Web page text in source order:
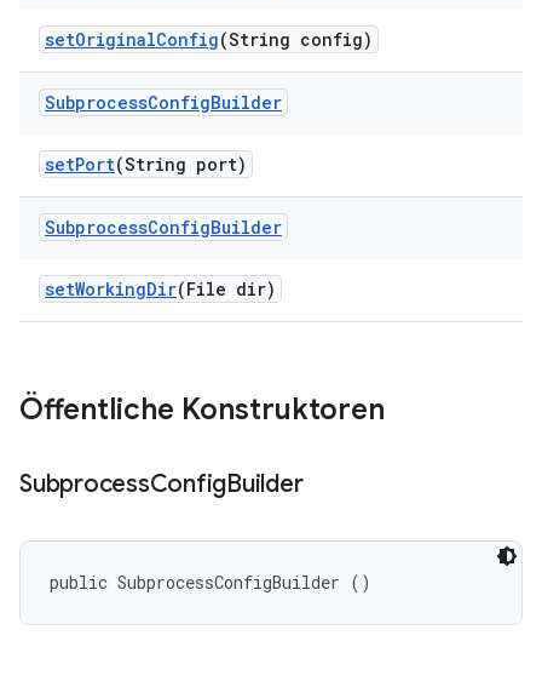
setOriginalConfig(String config)
SubprocessConfigBuilder
setPort(String port)
SubprocessConfigBuilder
setWorkingDir(File dir)
Öffentliche Konstruktoren
SubprocessConfigBuilder
public SubprocessConfigBuilder ()